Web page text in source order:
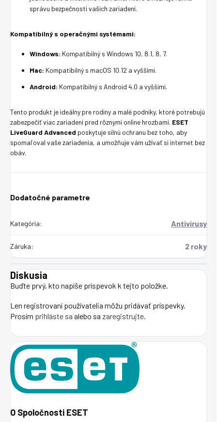
správu bezpečnosti vašich zariadení.
Kompatibilný s operačnými systémami:
Windows: Kompatibilný s Windows 10, 8.1, 8, 7.
Mac: Kompatibilný s macOS 10.12 a vyššími.
Android: Kompatibilný s Android 4.0 a vyššími.
Tento produkt je ideálny pre rodiny a malé podniky, ktoré potrebujú
zabezpečiť viac zariadení pred rôznymi online hrozbami. ESET
LiveGuard Advanced poskytuje silnú ochranu bez toho, aby
spomaľoval vaše zariadenia, a umožňuje vám užívať si internet bez
obáv.
Dodatočné parametre
Kategória: Antivírusy
Záruka: 2 roky
Diskusia
Buďte prvý, kto napíše príspevok k tejto položke.
Len registrovaní používatelia môžu pridávať príspevky.
Prosím prihláste sa alebo sa zaregistrujte.
O Spoločnosti ESET